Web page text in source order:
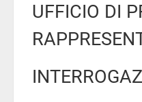
UFFICIO DI